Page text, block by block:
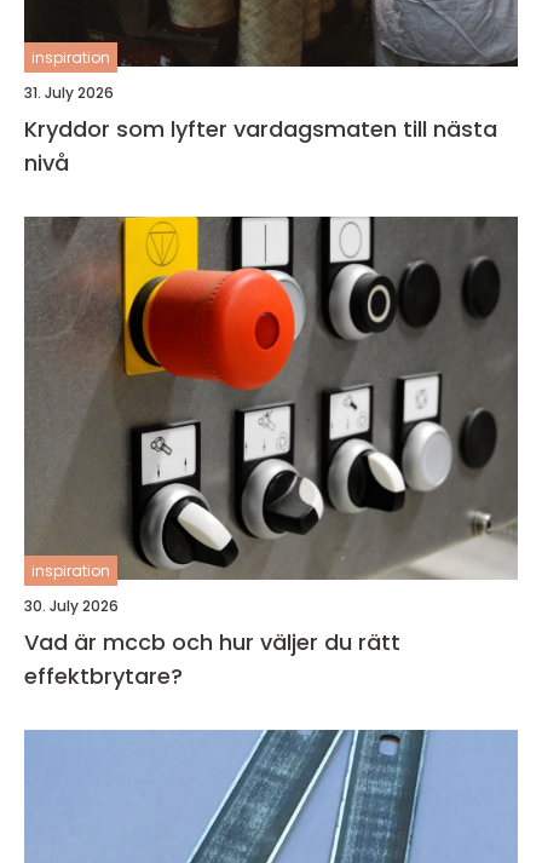
inspiration
31. July 2026
Kryddor som lyfter vardagsmaten till nästa
nivå
inspiration
30. July 2026
Vad är mccb och hur väljer du rätt
effektbrytare?